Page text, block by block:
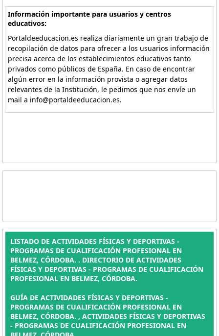
Información importante para usuarios y centros
educativos:
Portaldeeducacion.es realiza diariamente un gran trabajo de
recopilación de datos para ofrecer a los usuarios información
precisa acerca de los establecimientos educativos tanto
privados como públicos de España. En caso de encontrar
algún error en la información provista o agregar datos
relevantes de la Institución, le pedimos que nos envíe un
mail a info@portaldeeducacion.es.
LISTADO DE ACTIVIDADES FÍSICAS Y DEPORTIVAS -
PROGRAMAS DE CUALIFICACIÓN PROFESIONAL EN
BELMEZ, CÓRDOBA. . DIRECTORIO DE ACTIVIDADES
FÍSICAS Y DEPORTIVAS - PROGRAMAS DE CUALIFICACIÓN
PROFESIONAL EN BELMEZ, CÓRDOBA.
GUÍA DE ACTIVIDADES FÍSICAS Y DEPORTIVAS -
PROGRAMAS DE CUALIFICACIÓN PROFESIONAL EN
BELMEZ, CÓRDOBA. , ACTIVIDADES FÍSICAS Y DEPORTIVAS
- PROGRAMAS DE CUALIFICACIÓN PROFESIONAL EN